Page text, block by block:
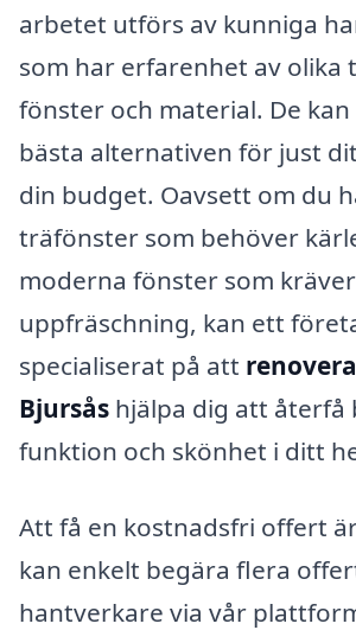
arbetet utförs av kunniga
som har erfarenhet av olika
fönster och material. De
bästa alternativen för just
din budget. Oavsett om du
träfönster som behöver
moderna fönster som
uppfräschning, kan ett
specialiserat på att
Bjursås hjälpa dig att återfå
funktion och skönhet i ditt
Att få en kostnadsfri offert
kan enkelt begära flera
hantverkare via vår